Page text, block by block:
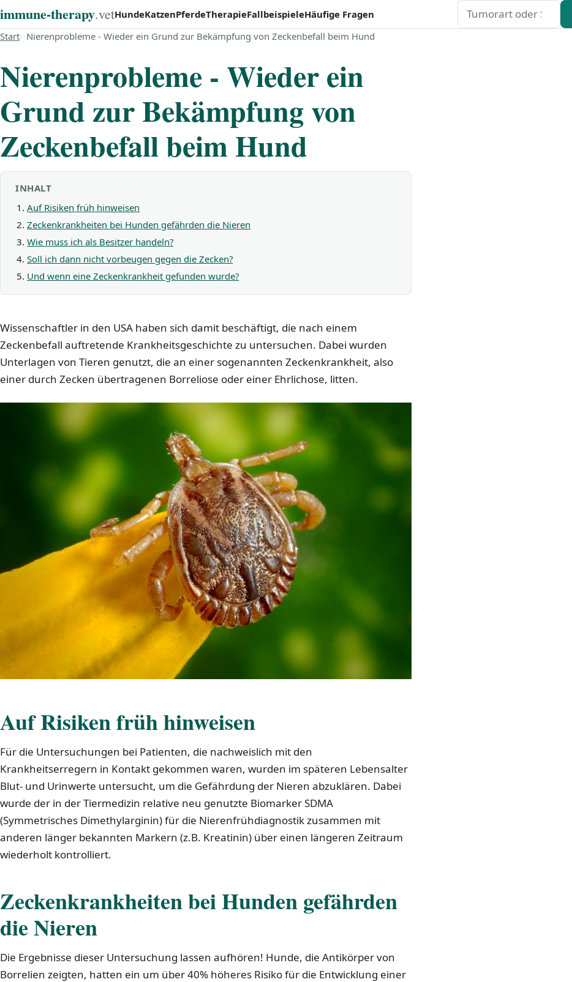
immune‑therapy.vetHundeKatzenPferdeTherapieFallbeispieleHäufige Fragen Suchen
Start Nierenprobleme - Wieder ein Grund zur Bekämpfung von Zeckenbefall beim Hund
Nierenprobleme - Wieder ein
Grund zur Bekämpfung von
Zeckenbefall beim Hund
INHALT
Auf Risiken früh hinweisen
Zeckenkrankheiten bei Hunden gefährden die Nieren
Wie muss ich als Besitzer handeln?
Soll ich dann nicht vorbeugen gegen die Zecken?
Und wenn eine Zeckenkrankheit gefunden wurde?
Wissenschaftler in den USA haben sich damit beschäftigt, die nach einem
Zeckenbefall auftretende Krankheitsgeschichte zu untersuchen. Dabei wurden
Unterlagen von Tieren genutzt, die an einer sogenannten Zeckenkrankheit, also
einer durch Zecken übertragenen Borreliose oder einer Ehrlichose, litten.
Auf Risiken früh hinweisen
Für die Untersuchungen bei Patienten, die nachweislich mit den
Krankheitserregern in Kontakt gekommen waren, wurden im späteren Lebensalter
Blut- und Urinwerte untersucht, um die Gefährdung der Nieren abzuklären. Dabei
wurde der in der Tiermedizin relative neu genutzte Biomarker SDMA
(Symmetrisches Dimethylarginin) für die Nierenfrühdiagnostik zusammen mit
anderen länger bekannten Markern (z.B. Kreatinin) über einen längeren Zeitraum
wiederholt kontrolliert.
Zeckenkrankheiten bei Hunden gefährden
die Nieren
Die Ergebnisse dieser Untersuchung lassen aufhören! Hunde, die Antikörper von
Borrelien zeigten, hatten ein um über 40% höheres Risiko für die Entwicklung einer